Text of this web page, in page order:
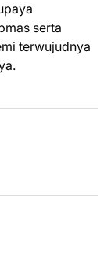
serta
terwujudnya